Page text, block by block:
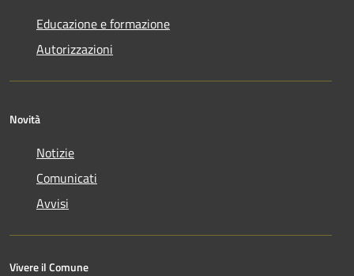
Educazione e formazione
Autorizzazioni
Novità
Notizie
Comunicati
Avvisi
Vivere il Comune